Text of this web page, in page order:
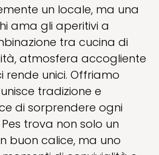
un locale, ma una
ama gli aperitivi a
tra cucina di
atmosfera accogliente
rende unici. Offriamo
tradizione e
di sorprendere ogni
trova non solo un
buon calice, ma uno